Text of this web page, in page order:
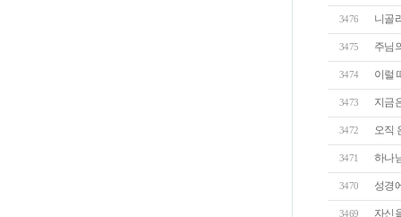
3476 니골
3475 주님
3474 이럴
3473 지금
3472 오직
3471 하나
3470 성경
3469 자신